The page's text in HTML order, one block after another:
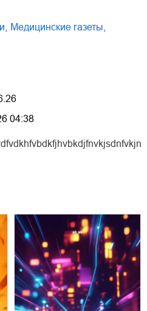
медицинские газеты
04:38